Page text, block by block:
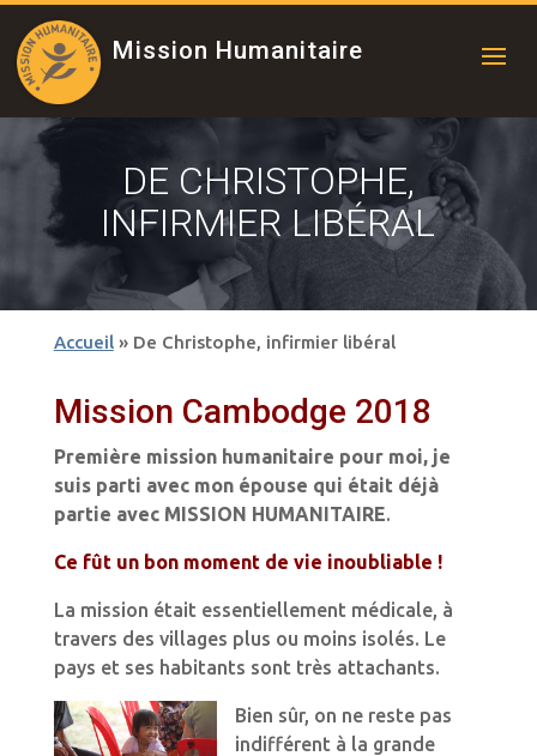
Mission Humanitaire
DE CHRISTOPHE,
INFIRMIER LIBÉRAL
Accueil» De Christophe, infirmier libéral
Mission Cambodge 2018
Première mission humanitaire pour moi, je
suis parti avec mon épouse qui était déjà
partie avec MISSION HUMANITAIRE.
Ce fût un bon moment de vie inoubliable !
La mission était essentiellement médicale, à
travers des villages plus ou moins isolés. Le
pays et ses habitants sont très attachants.
Bien sûr, on ne reste pas
indifférent à la grande